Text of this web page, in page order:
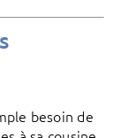
besoin de